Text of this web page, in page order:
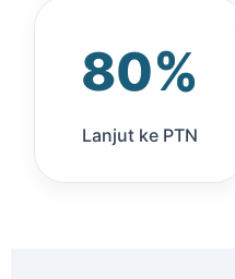
80%
Lanjut ke PTN